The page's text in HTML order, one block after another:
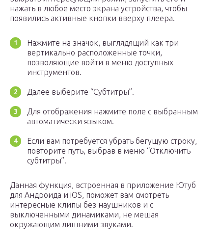
нажать в любое место экрана устройства, чтобы
появились активные кнопки вверху плеера.
Нажмите на значок, выглядящий как три
вертикально расположенные точки,
позволяющие войти в меню доступных
инструментов.
Далее выберите “Субтитры”.
Для отображения нажмите поле с выбранным
автоматически языком.
Если вам потребуется убрать бегущую строку,
повторите путь, выбрав в меню “Отключить
субтитры”.
Данная функция, встроенная в приложение Ютуб
для Андроида и iOS, поможет вам смотреть
интересные клипы без наушников и с
выключенными динамиками, не мешая
окружающим лишними звуками.